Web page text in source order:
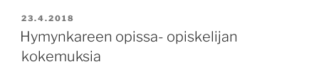
JULKAISTU
23.4.2018
Hymynkareen opissa- opiskelijan
kokemuksia